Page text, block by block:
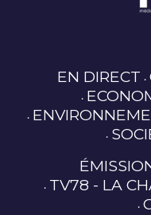
EN DIRECT
TV78 - LA